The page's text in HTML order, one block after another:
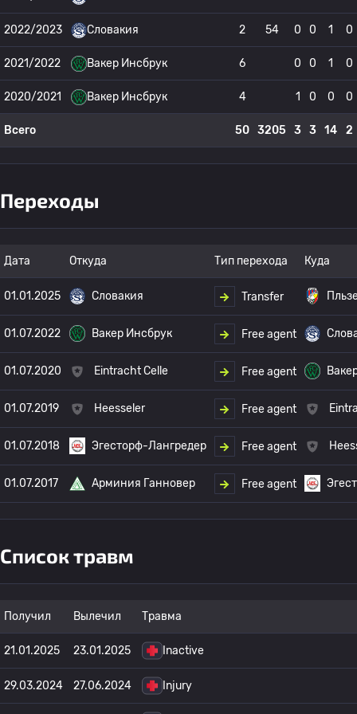
2022/2023 Словакия 2 54 0 0 1 0
2021/2022 Вакер Инсбрук 6 0 0 1 0
2020/2021 Вакер Инсбрук 4 1 0 0 0
Всего 50 3205 3 3 14 2
Переходы
Дата Откуда Тип перехода Куда
01.01.2025 Словакия Transfer
01.07.2022 Вакер Инсбрук Free agent
01.07.2020 Eintracht Celle Free agent
01.07.2019 Heesseler Free agent
01.07.2018 Эгесторф-Лангредер Free agent
01.07.2017 Арминия Ганновер Free agent
Список травм
Получил Вылечил Травма
21.01.2025 23.01.2025 Inactive
29.03.2024 27.06.2024 Injury